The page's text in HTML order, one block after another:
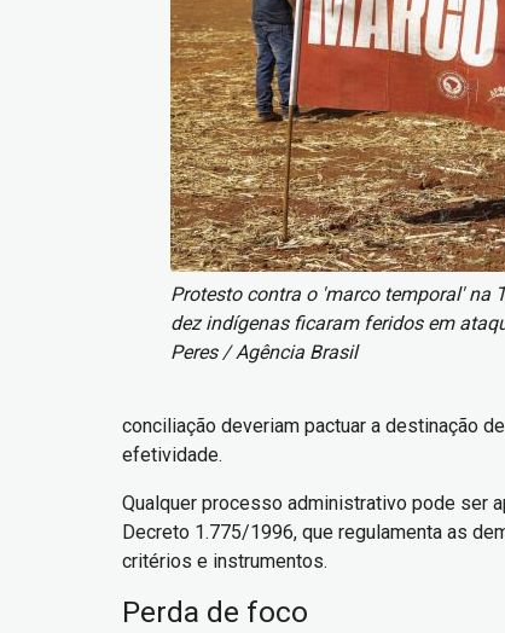
Protesto contra o 'marco temporal' na
dez indígenas ficaram feridos em
Peres / Agência Brasil
conciliação deveriam pactuar a destinação
efetividade.
Qualquer processo administrativo pode ser
Decreto 1.775/1996, que regulamenta as
critérios e instrumentos.
Perda de foco